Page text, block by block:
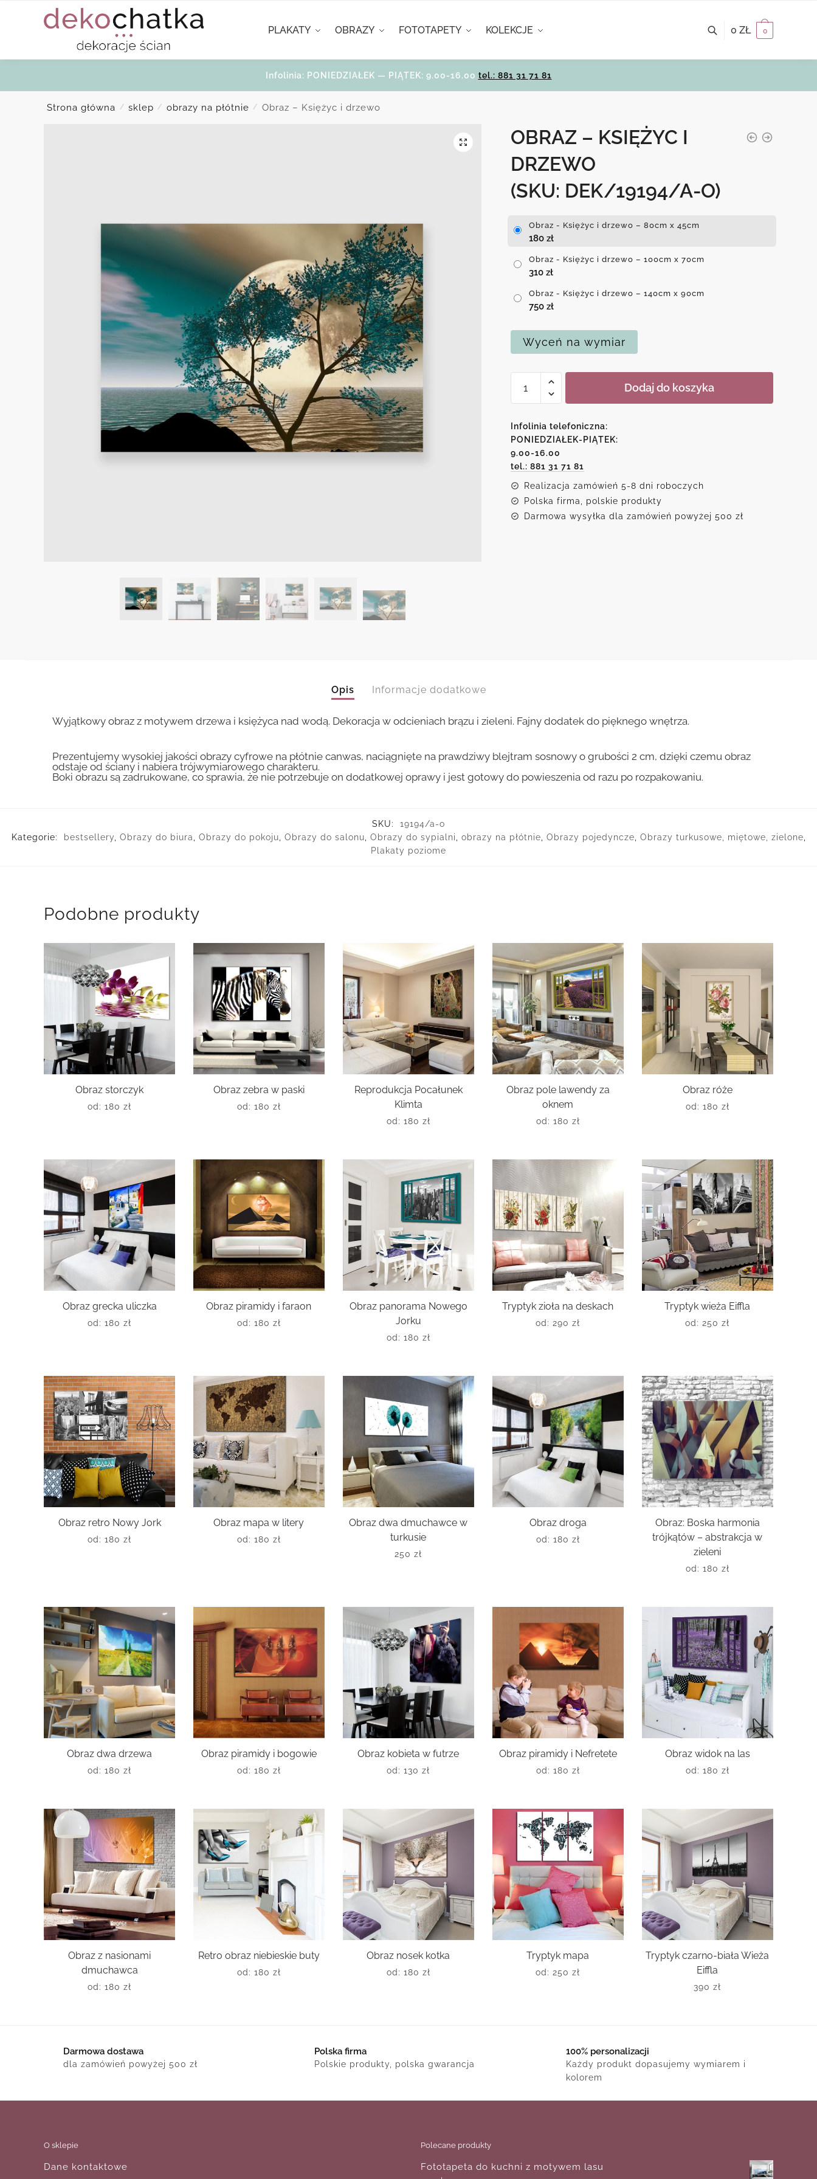
PLAKATY OBRAZY FOTOTAPETY KOLEKCJE 0 ZŁ 0
Infolinia: PONIEDZIAŁEK — PIĄTEK: 9.00-16.00 tel.: 881 31 71 81
Strona główna / sklep / obrazy na płótnie / Obraz – Księżyc i drzewo
OBRAZ – KSIĘŻYC I
DRZEWO
(SKU: DEK/19194/A-O)
Obraz - Księżyc i drzewo – 80cm x 45cm
180 zł
Obraz - Księżyc i drzewo – 100cm x 70cm
310 zł
Obraz - Księżyc i drzewo – 140cm x 90cm
750 zł
Wyceń na wymiar
Obraz
Księżyc
i
drzewo
Dodaj do koszyka
Infolinia telefoniczna:
PONIEDZIAŁEK-PIĄTEK:
9.00-16.00
tel.: 881 31 71 81
Realizacja zamówień 5-8 dni roboczych
Polska firma, polskie produkty
Darmowa wysyłka dla zamówień powyżej 500 zł
Opis Informacje dodatkowe
Wyjątkowy obraz z motywem drzewa i księżyca nad wodą. Dekoracja w odcieniach brązu i zieleni. Fajny dodatek do pięknego wnętrza.
Prezentujemy wysokiej jakości obrazy cyfrowe na płótnie canwas, naciągnięte na prawdziwy blejtram sosnowy o grubości 2 cm, dzięki czemu obraz
odstaje od ściany i nabiera trójwymiarowego charakteru.
Boki obrazu są zadrukowane, co sprawia, że nie potrzebuje on dodatkowej oprawy i jest gotowy do powieszenia od razu po rozpakowaniu.
SKU:
19194/a-o
Kategorie:
bestsellery, Obrazy do biura, Obrazy do pokoju, Obrazy do salonu, Obrazy do sypialni, obrazy na płótnie, Obrazy pojedyncze, Obrazy turkusowe, miętowe, zielone,
Plakaty poziome
Podobne produkty
Obraz storczyk
od: 180 zł
Obraz zebra w paski
od: 180 zł
Reprodukcja Pocałunek
Klimta
od: 180 zł
Obraz pole lawendy za
oknem
od: 180 zł
Obraz róże
od: 180 zł
Obraz grecka uliczka
od: 180 zł
Obraz piramidy i faraon
od: 180 zł
Obraz panorama Nowego
Jorku
od: 180 zł
Tryptyk zioła na deskach
od: 290zł
Tryptyk wieża Eiffla
od: 250zł
Obraz retro Nowy Jork
od: 180 zł
Obraz mapa w litery
od: 180 zł
Obraz dwa dmuchawce w
turkusie
250zł
Obraz droga
od: 180 zł
Obraz: Boska harmonia
trójkątów – abstrakcja w
zieleni
od: 180 zł
Obraz dwa drzewa
od: 180 zł
Obraz piramidy i bogowie
od: 180 zł
Obraz kobieta w futrze
od:130zł
Obraz piramidy i Nefretete
od: 180 zł
Obraz widok na las
od: 180 zł
Obraz z nasionami
dmuchawca
od: 180 zł
Retro obraz niebieskie buty
od: 180 zł
Obraz nosek kotka
od: 180 zł
Tryptyk mapa
od: 250zł
Tryptyk czarno-biała Wieża
Eiffla
390zł
Darmowa dostawa
dla zamówień powyżej 500 zł
Polska firma
Polskie produkty, polska gwarancja
100% personalizacji
Każdy produkt dopasujemy wymiarem i
kolorem
O sklepie
Dane kontaktowe
Polecane produkty
Fototapeta do kuchni z motywem lasu